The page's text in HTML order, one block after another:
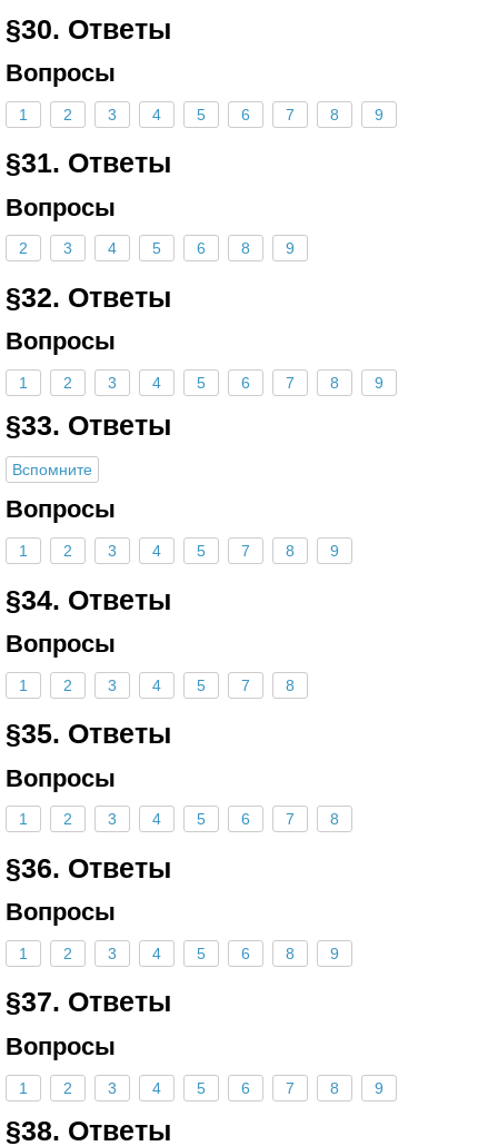
§30. Ответы
Вопросы
1 2 3 4 5 6 7 8 9
§31. Ответы
Вопросы
2 3 4 5 6 8 9
§32. Ответы
Вопросы
1 2 3 4 5 6 7 8 9
§33. Ответы
Вспомните
Вопросы
1 2 3 4 5 7 8 9
§34. Ответы
Вопросы
1 2 3 4 5 7 8
§35. Ответы
Вопросы
1 2 3 4 5 6 7 8
§36. Ответы
Вопросы
1 2 3 4 5 6 8 9
§37. Ответы
Вопросы
1 2 3 4 5 6 7 8 9
§38. Ответы